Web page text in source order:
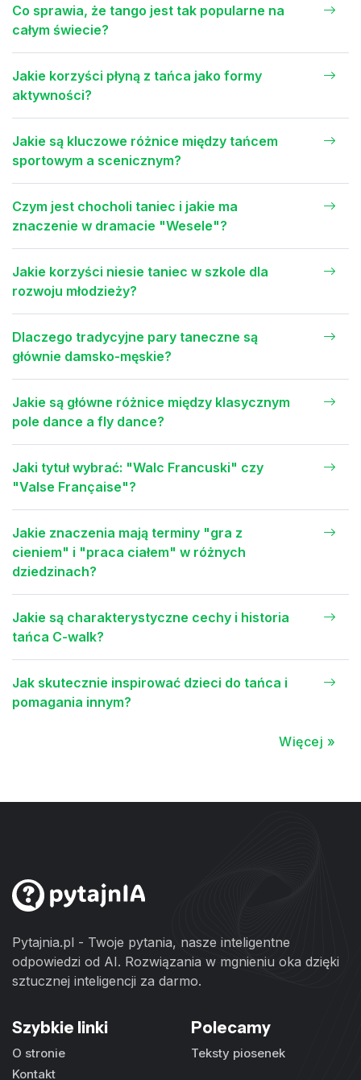
Co sprawia, że tango jest tak popularne na
całym świecie?
Jakie korzyści płyną z tańca jako formy
aktywności?
Jakie są kluczowe różnice między tańcem
sportowym a scenicznym?
Czym jest chocholi taniec i jakie ma
znaczenie w dramacie "Wesele"?
Jakie korzyści niesie taniec w szkole dla
rozwoju młodzieży?
Dlaczego tradycyjne pary taneczne są
głównie damsko-męskie?
Jakie są główne różnice między klasycznym
pole dance a fly dance?
Jaki tytuł wybrać: "Walc Francuski" czy
"Valse Française"?
Jakie znaczenia mają terminy "gra z
cieniem" i "praca ciałem" w różnych
dziedzinach?
Jakie są charakterystyczne cechy i historia
tańca C-walk?
Jak skutecznie inspirować dzieci do tańca i
pomagania innym?
Więcej »
Pytajnia.pl - Twoje pytania, nasze inteligentne
odpowiedzi od AI. Rozwiązania w mgnieniu oka dzięki
sztucznej inteligencji za darmo.
Szybkie linki
O stronie
Kontakt
Polecamy
Teksty piosenek